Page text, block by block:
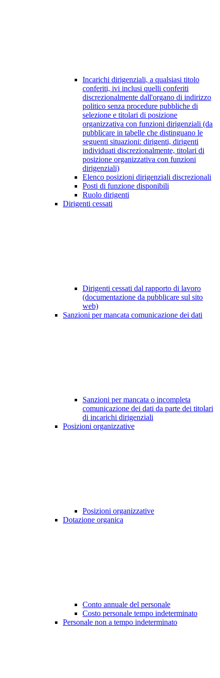
Incarichi dirigenziali, a qualsiasi titolo
conferiti, ivi inclusi quelli conferiti
discrezionalmente dall'organo di indirizzo
politico senza procedure pubbliche di
selezione e titolari di posizione
organizzativa con funzioni dirigenziali (da
pubblicare in tabelle che distinguano le
seguenti situazioni: dirigenti, dirigenti
individuati discrezionalmente, titolari di
posizione organizzativa con funzioni
dirigenziali)
Elenco posizioni dirigenziali discrezionali
Posti di funzione disponibili
Ruolo dirigenti
Dirigenti cessati
Dirigenti cessati dal rapporto di lavoro
(documentazione da pubblicare sul sito
web)
Sanzioni per mancata comunicazione dei dati
Sanzioni per mancata o incompleta
comunicazione dei dati da parte dei titolari
di incarichi dirigenziali
Posizioni organizzative
Posizioni organizzative
Dotazione organica
Conto annuale del personale
Costo personale tempo indeterminato
Personale non a tempo indeterminato